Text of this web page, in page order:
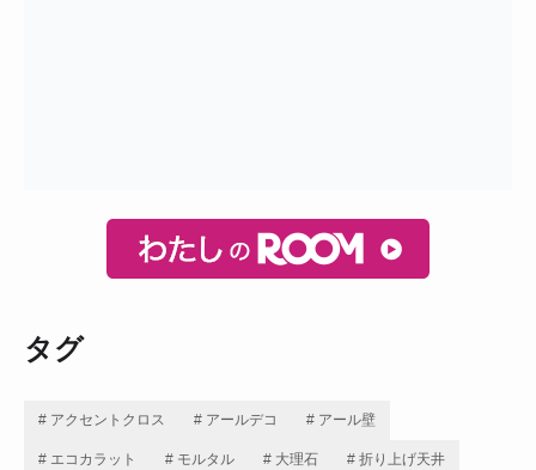
タグ
# アクセントクロス # アールデコ # アール壁
# エコカラット # モルタル # 大理石 # 折り上げ天井